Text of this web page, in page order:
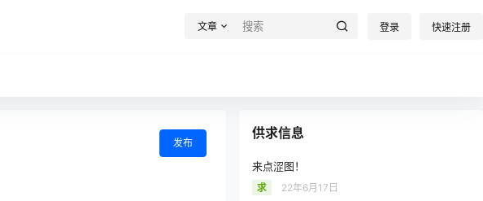
文章 登录 快速注册
发布
供求信息
来点涩图！
求 22年6月17日